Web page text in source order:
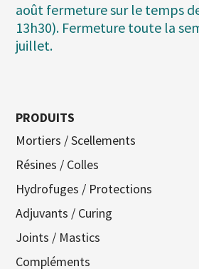
août fermeture sur le temps
13h30). Fermeture toute la
juillet.
PRODUITS
Mortiers / Scellements
Résines / Colles
Hydrofuges / Protections
Adjuvants / Curing
Joints / Mastics
Compléments